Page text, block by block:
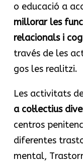
o educació a
millorar les
relacionals i
través de les
gos les realitzi.
Les activitats
a col·lectius
centros
diferentes
mental,